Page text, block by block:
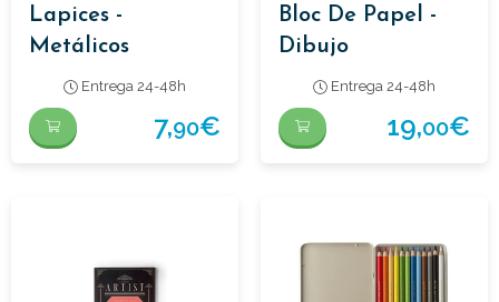
Lapices -
Metálicos
(Paquete De 3
Unidades)
Entrega 24-48h
7,90€
Bloc De Papel -
Dibujo
Entrega 24-48h
19,00€